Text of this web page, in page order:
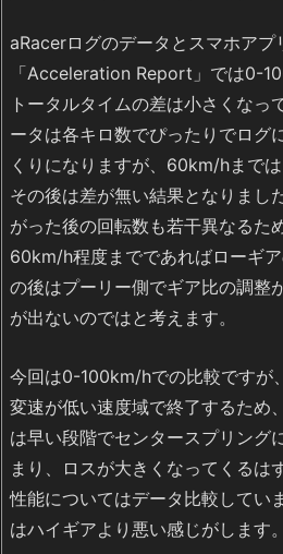
aRacerログのデータとスマホアプ
「Acceleration Report」では0-
トータルタイムの差は小さくな
ータは各キロ数でぴったりでログ
くりになりますが、60km/hまでは
その後は差が無い結果となりまし
がった後の回転数も若干異なるた
60km/h程度までであればローギ
の後はプーリー側でギア比の調整
が出ないのではと考えます。
今回は0-100km/hでの比較ですが
変速が低い速度域で終了するため
は早い段階でセンタースプリング
まり、ロスが大きくなってくるは
性能についてはデータ比較してい
はハイギアより悪い感じがします。